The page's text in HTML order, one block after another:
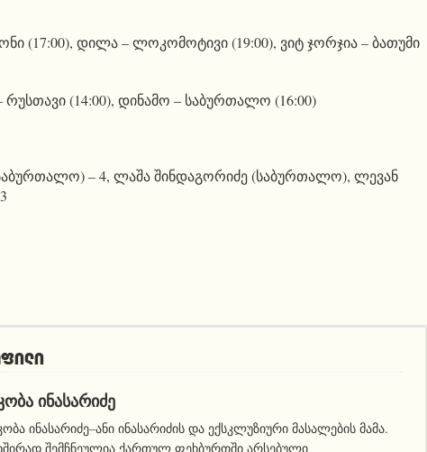
(17:00), დილა – ლოკომოტივი (19:00), ვიტ ჯორჯია – ბათუმი
(14:00), დინამო – საბურთალო (16:00)
– 4, ლაშა შინდაგორიძე (საბურთალო), ლევან
ᲘᲜᲐᲡᲐᲠᲘᲫᲔ
ინასარიძე–ანი ინასარიძის და ექსკლუზიური მასალების მამა.
შემჩნეულია ქართულ ფეხბურთში არსებული